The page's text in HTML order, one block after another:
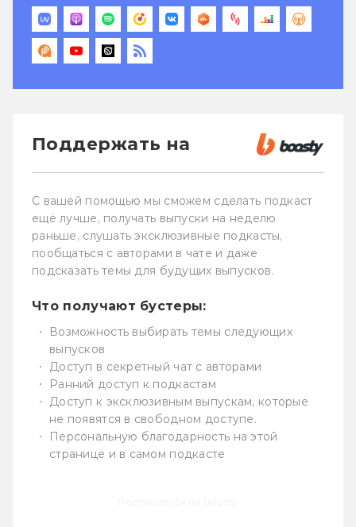
Поддержать на
С вашей помощью мы сможем сделать подкаст
ещё лучше, получать выпуски на неделю
раньше, слушать эксклюзивные подкасты,
пообщаться с авторами в чате и даже
подсказать темы для будущих выпусков.
Что получают бустеры:
Возможность выбирать темы следующих
выпусков
Доступ в секретный чат с авторами
Ранний доступ к подкастам
Доступ к эксклюзивным выпускам, которые
не появятся в свободном доступе.
Персональную благодарность на этой
странице и в самом подкасте